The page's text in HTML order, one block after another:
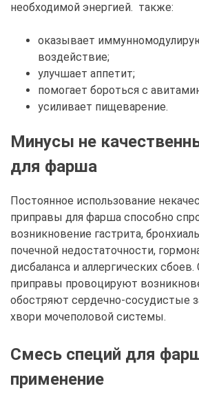
необходимой энергией. также:
оказывает
воздействие;
улучшает аппетит;
помогает бороться с
усиливает пищеварение.
Минусы не
для фарша
Постоянное использование
приправы для фарша способно
возникновение гастрита,
почечной недостаточности,
дисбаланса и аллергических
приправы провоцируют
обостряют сердечно-сосудистые
хвори мочеполовой системы.
Смесь специй для
применение